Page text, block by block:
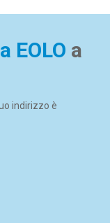
EOLO a
indirizzo è